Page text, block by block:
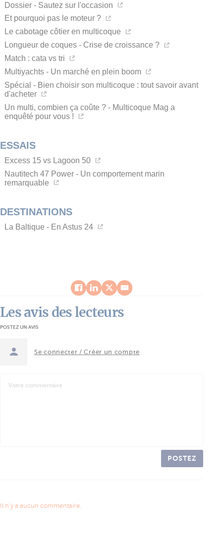
Dossier - Sautez sur l'occasion
Et pourquoi pas le moteur ?
Le cabotage côtier en multicoque
Longueur de coques - Crise de croissance ?
Match : cata vs tri
Multiyachts - Un marché en plein boom
Spécial - Bien choisir son multicoque : tout savoir avant
d'acheter
Un multi, combien ça coûte ? - Multicoque Mag a
enquêté pour vous !
ESSAIS
Excess 15 vs Lagoon 50
Nautitech 47 Power - Un comportement marin
remarquable
DESTINATIONS
La Baltique - En Astus 24
Les avis des lecteurs
POSTEZ UN AVIS
Se connecter / Créer un compte
POSTEZ
Il n'y a aucun commentaire.